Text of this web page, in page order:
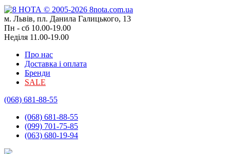
м. Львів, пл. Данила Галицького, 13
Пн - сб 10.00-19.00
Неділя 11.00-19.00
Про нас
Доставка і оплата
Бренди
SALE
(068) 681-88-55
(068) 681-88-55
(099) 701-75-85
(063) 680-19-94